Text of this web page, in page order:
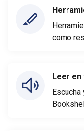
como
Leer en
Escucha